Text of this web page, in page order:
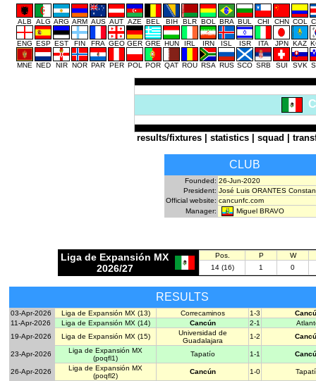
ALB ALG ARG ARM AUS AUT AZE BEL BIH BLR BOL BRA BUL CHI CHN COL
ENG ESP EST FIN FRA GEO GER GRE HUN IRL IRN ISL ISR ITA JPN KAZ
MNE NED NIR NOR PAR PER POL POR QAT ROU RSA RUS SCO SRB SUI SVK
results/fixtures statistics squad
CLUB
Founded: 26-Jun-2020
President: José Luis ORANTES
Official website: cancunfc.com
Manager:
Miguel BRAVO
Liga de Expansión MX
2026/27
Pos. P
W
14 (16)
1 0
RESULTS
03-Apr-2026 Liga de Expansión MX (13) Correcaminos 1-3
11-Apr-2026
Liga de Expansión MX (14) Cancún 2-1
19-Apr-2026
Liga de Expansión MX (15)
Universidad de
Guadalajara
1-2
23-Apr-2026
Liga de Expansión MX
(poqfl1)
Tapatío 1-1
26-Apr-2026
Liga de Expansión MX
(poqfl2)
Cancún 1-0